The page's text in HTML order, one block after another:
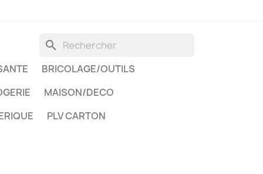
search
BRICOLAGE/OUTILS
MAISON/DECO
PLV CARTON